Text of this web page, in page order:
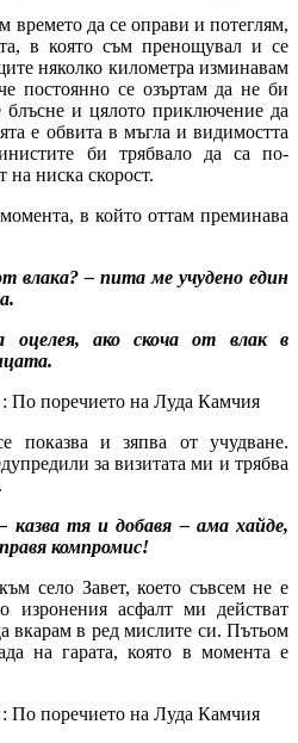
времето да се оправи и потеглям,
в която съм пренощувал и се
няколко километра изминавам
постоянно се озъртам да не би
и цялото приключение да
е обвита в мъгла и видимостта
би трябвало да са по-
на ниска скорост.
в който оттам преминава
влака? – пита ме учудено един
ако скоча от влак в
показва и зяпва от учудване.
за визитата ми и трябва
тя и добавя – ама хайде,
компромис!
село Завет, което съвсем не е
изронения асфалт ми действат
вкарам в ред мислите си. Пътьом
на гарата, която в момента е